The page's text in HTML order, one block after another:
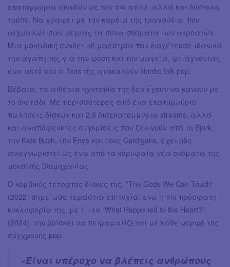
εκατομμύρια οπαδών με τον πιο απλό -αλλά και δύσκολο-
τρόπο. Να γράφει με την καρδιά της τραγούδια, που
αιχμαλώτισαν μεμιάς τα συναισθήματα των ακροατών.
Μια μοναδική συνθετική μαεστρία που διοχέτευσε ιδανικά
την αγάπη της για την φύση και την μαγεία, φτιάχνοντας
ένα αυτό που οι fans της αποκαλούν Nordic folk pop.
Βέβαια, τα αιθέρια ηχοτοπία της δεν έχουν να κάνουν με
το σκοτάδι. Με περισσότερες από ένα εκατομμύριο
πωλήσεις δίσκων και 2,6 δισεκατομμύρια streams, αλλά
και αναπόφευκτες συγκρίσεις που ξεκινούν από τη Bjork,
την Kate Bush, την Enya και τους Cardigans, έχει ήδη
αναγνωριστεί ως ένα από τα κορυφαία νέα ονόματα της
μουσικής βιομηχανίας.
O κομβικός τέταρτος δίσκος της, "The Gods We Can Touch"
(2022) σημείωσε τεράστια επιτυχία, ενώ η πιο πρόσφατη
κυκλοφορία της, με τίτλο "What Happened to the Heart?"
(2024), την βρίσκει να πειραματίζεται με κάθε μορφή της
σύγχρονης pop.
«Είναι υπέροχο να βλέπεις ανθρώπους